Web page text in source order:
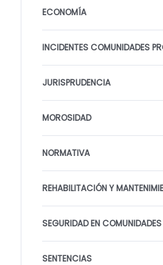
ECONOMÍA
INCIDENTES COMUNIDADES
JURISPRUDENCIA
MOROSIDAD
NORMATIVA
REHABILITACIÓN Y
SEGURIDAD EN
SENTENCIAS